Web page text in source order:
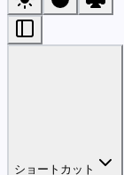
ショートカット